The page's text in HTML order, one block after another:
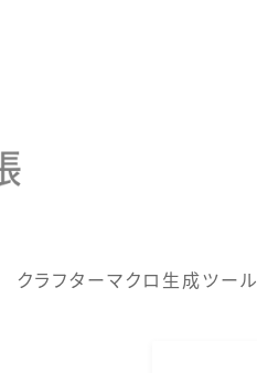
クラフターマクロ生成ツール